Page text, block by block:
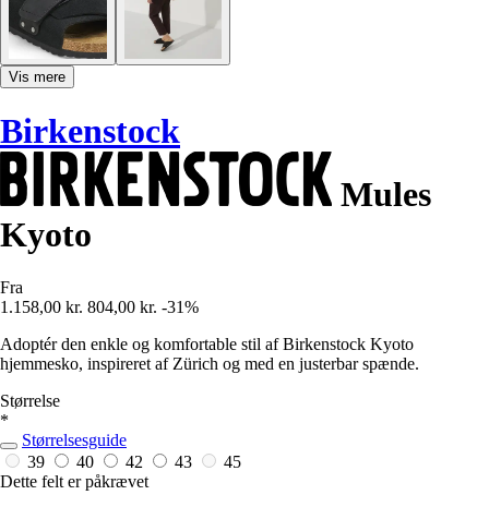
Vis mere
Birkenstock
Mules
Kyoto
Fra
1.158,00 kr. 804,00 kr. -31%
Adoptér den enkle og komfortable stil af Birkenstock Kyoto
hjemmesko, inspireret af Zürich og med en justerbar spænde.
Størrelse
*
Størrelsesguide
39
40 42 43
45
Dette felt er påkrævet